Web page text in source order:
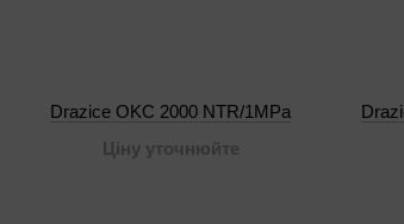
Drazice OKC 2000 NTR/1MPa
Ціну уточнюйте